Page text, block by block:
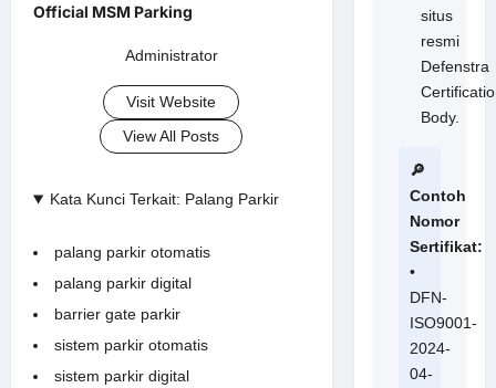
Administrator
Visit Website
View All Posts
Kata Kunci Terkait: Palang Parkir
palang parkir otomatis
palang parkir digital
barrier gate parkir
sistem parkir otomatis
sistem parkir digital
situs
resmi
Defenstra
Body.
🔎
Contoh
Nomor
Sertifikat:
•
DFN-
ISO9001-
2024-
04-